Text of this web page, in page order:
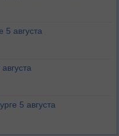
5 августа
5 августа